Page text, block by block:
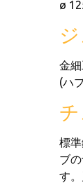
ø
金
(ハ
標
ブ
す